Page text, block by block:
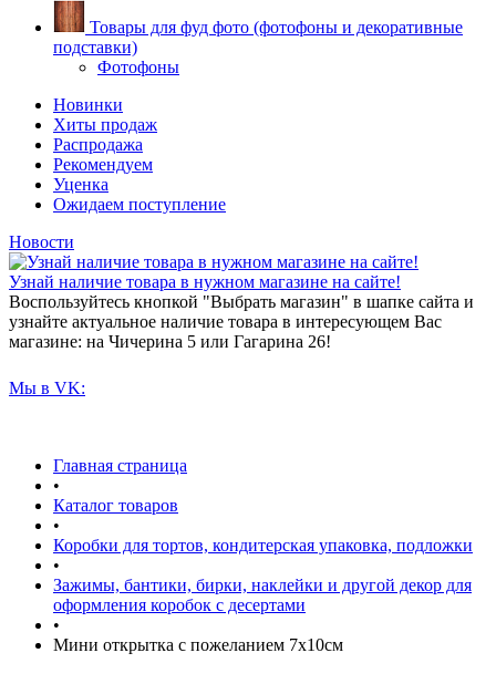
Товары для фуд фото (фотофоны и декоративные
подставки)
Фотофоны
Новинки
Хиты продаж
Распродажа
Рекомендуем
Уценка
Ожидаем поступление
Новости
Узнай наличие товара в нужном магазине на сайте!
Воспользуйтесь кнопкой "Выбрать магазин" в шапке сайта и
узнайте актуальное наличие товара в интересующем Вас
магазине: на Чичерина 5 или Гагарина 26!
Мы в VK:
Главная страница
•
Каталог товаров
•
Коробки для тортов, кондитерская упаковка, подложки
•
Зажимы, бантики, бирки, наклейки и другой декор для
оформления коробок с десертами
•
Мини открытка с пожеланием 7х10см